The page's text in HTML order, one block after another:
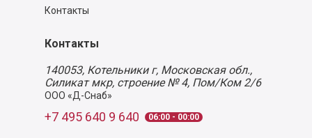
Контакты
Контакты
140053, Котельники г, Московская обл.,
Силикат мкр, строение № 4, Пом/Ком 2/6
ООО «Д-Снаб»
+7 495 640 9 640 06:00 - 00:00